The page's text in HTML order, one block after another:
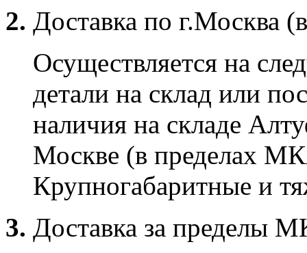
2. Доставка по г.Москва
Осуществляется на
детали на склад или
наличия на складе
Москве (в пределах
Крупногабаритные и
3. Доставка за пределы